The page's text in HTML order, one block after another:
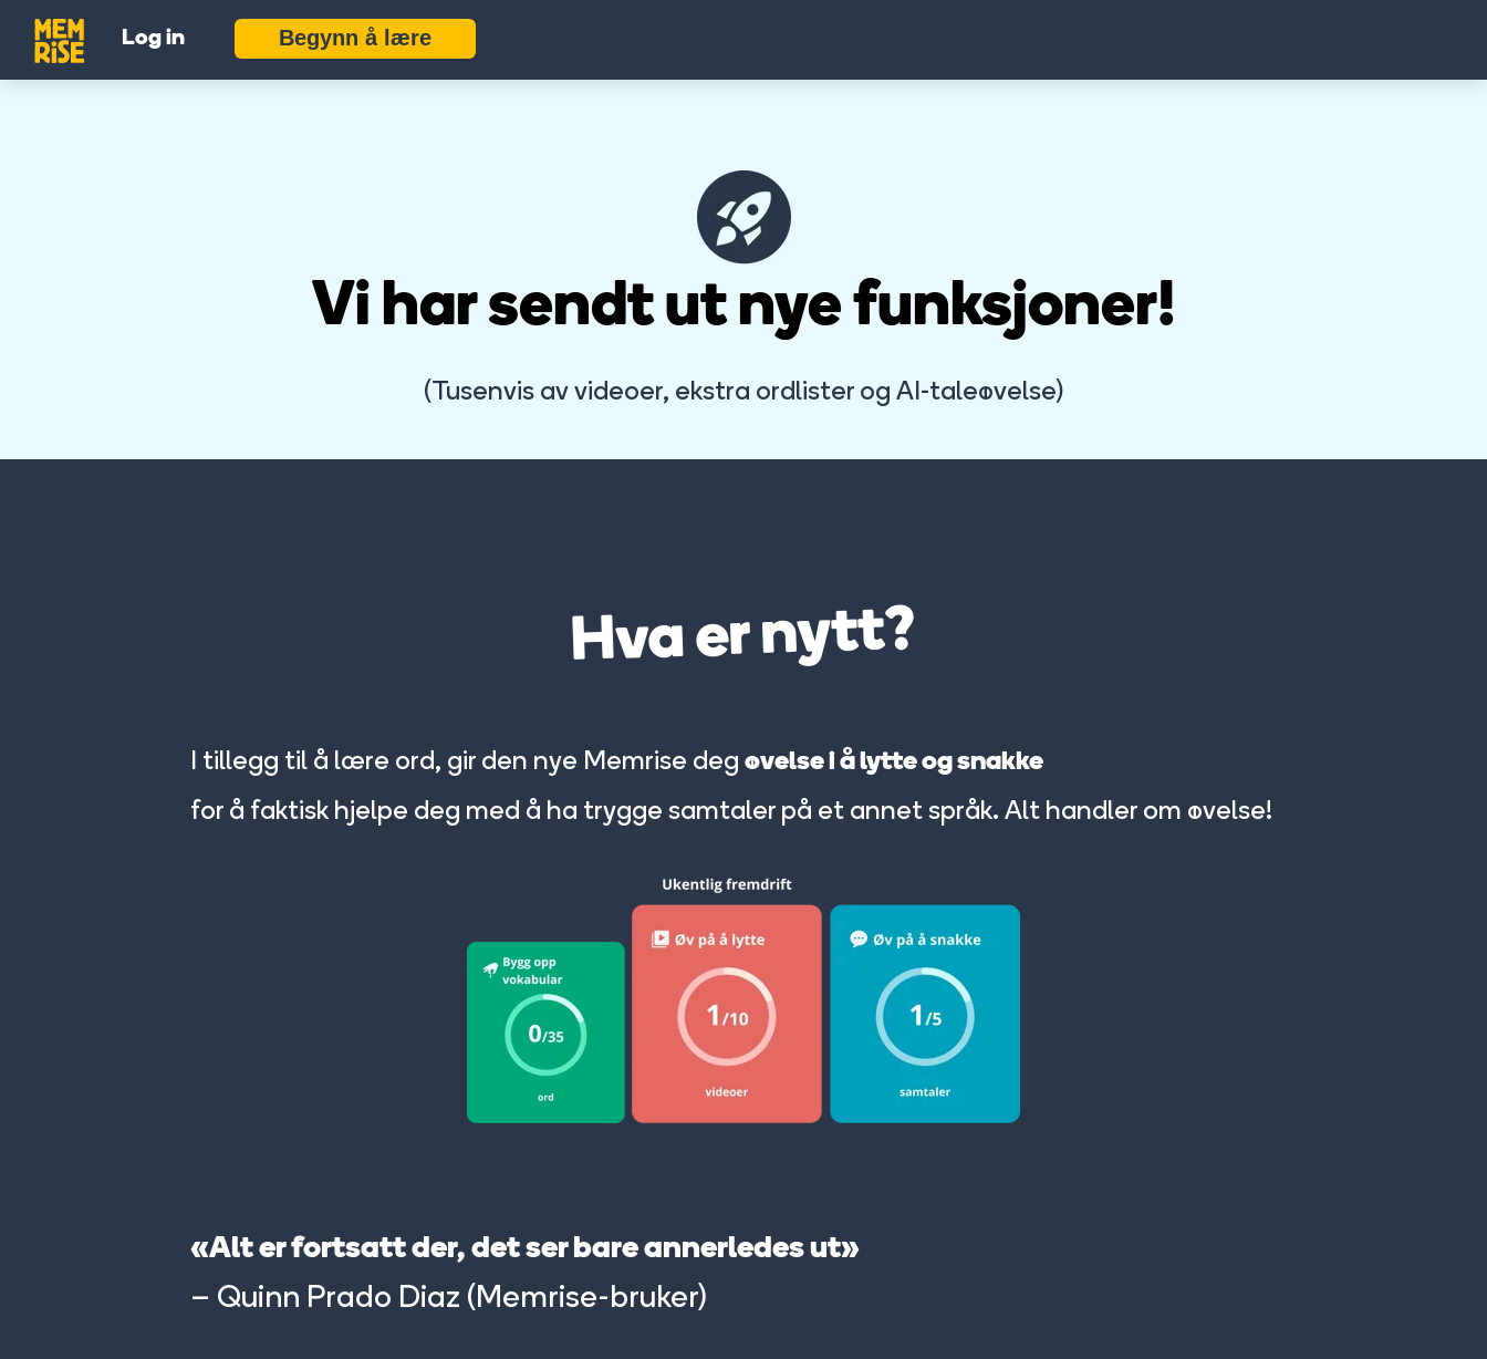
Log in Begynn å lære
Vi har sendt ut nye funksjoner!
(Tusenvis av videoer, ekstra ordlister og AI-taleøvelse)
Hva er nytt?
I tillegg til å lære ord, gir den nye Memrise deg øvelse i å lytte og snakke
for å faktisk hjelpe deg med å ha trygge samtaler på et annet språk. Alt handler om øvelse!
«Alt er fortsatt der, det ser bare annerledes ut»
– Quinn Prado Diaz (Memrise-bruker)